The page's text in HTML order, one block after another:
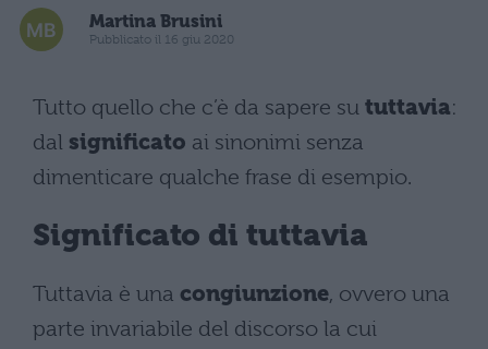
Martina Brusini
Pubblicato il 16 giu 2020
Tutto quello che c’è da sapere su tuttavia:
dal significato ai sinonimi senza
dimenticare qualche frase di esempio.
Significato di tuttavia
Tuttavia è una congiunzione, ovvero una
parte invariabile del discorso la cui